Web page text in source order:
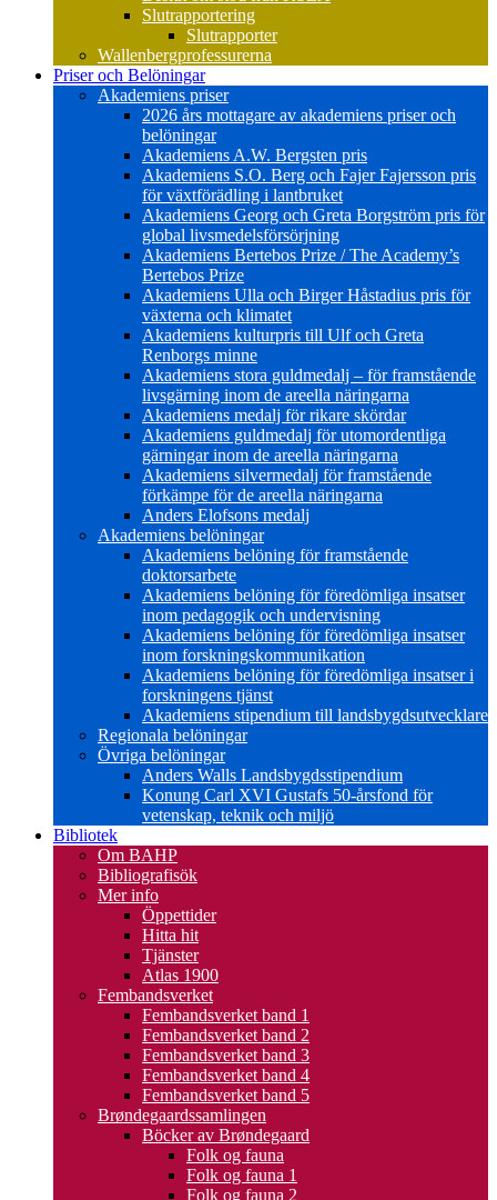
Slutrapportering
Slutrapporter
Wallenbergprofessurerna
Priser och Belöningar
Akademiens priser
2026 års mottagare av akademiens priser och
belöningar
Akademiens A.W. Bergsten pris
Akademiens S.O. Berg och Fajer Fajersson pris
för växtförädling i lantbruket
Akademiens Georg och Greta Borgström pris för
global livsmedelsförsörjning
Akademiens Bertebos Prize / The Academy’s
Bertebos Prize
Akademiens Ulla och Birger Håstadius pris för
växterna och klimatet
Akademiens kulturpris till Ulf och Greta
Renborgs minne
Akademiens stora guldmedalj – för framstående
livsgärning inom de areella näringarna
Akademiens medalj för rikare skördar
Akademiens guldmedalj för utomordentliga
gärningar inom de areella näringarna
Akademiens silvermedalj för framstående
förkämpe för de areella näringarna
Anders Elofsons medalj
Akademiens belöningar
Akademiens belöning för framstående
doktorsarbete
Akademiens belöning för föredömliga insatser
inom pedagogik och undervisning
Akademiens belöning för föredömliga insatser
inom forskningskommunikation
Akademiens belöning för föredömliga insatser i
forskningens tjänst
Akademiens stipendium till landsbygdsutvecklare
Regionala belöningar
Övriga belöningar
Anders Walls Landsbygdsstipendium
Konung Carl XVI Gustafs 50-årsfond för
vetenskap, teknik och miljö
Bibliotek
Om BAHP
Bibliografisök
Mer info
Öppettider
Hitta hit
Tjänster
Atlas 1900
Fembandsverket
Fembandsverket band 1
Fembandsverket band 2
Fembandsverket band 3
Fembandsverket band 4
Fembandsverket band 5
Brøndegaardssamlingen
Böcker av Brøndegaard
Folk og fauna
Folk og fauna 1
Folk og fauna 2